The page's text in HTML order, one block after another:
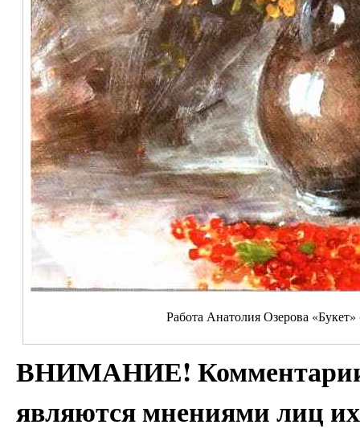
Работа Анатолия Озерова
ВНИМАНИЕ! Комментарии
являются мнениями лиц